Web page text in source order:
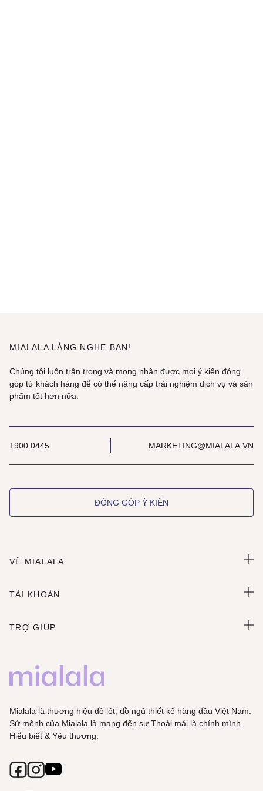
MIALALA LẮNG NGHE BẠN!
Chúng tôi luôn trân trọng và mong nhận được mọi ý kiến đóng
góp từ khách hàng để có thể nâng cấp trải nghiệm dịch vụ và sản
phẩm tốt hơn nữa.
1900 0445 MARKETING@MIALALA.VN
ĐÓNG GÓP Ý KIẾN
VỀ MIALALA
TÀI KHOẢN
TRỢ GIÚP
Mialala là thương hiệu đồ lót, đồ ngủ thiết kế hàng đầu Việt Nam.
Sứ mệnh của Mialala là mang đến sự Thoải mái là chính mình,
Hiểu biết & Yêu thương.